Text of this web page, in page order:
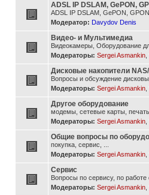
ADSL IP DSLAM, GePON,
ADSL IP DSLAM, GePON,
Модератор: Davydov Denis
Видео- и Мультимедиа
Видеокамеры, Оборудование
Модераторы: Sergei Asmankin
Дисковые накопители
Вопросы и обсуждение
Модераторы: Sergei Asmankin
Другое оборудование
модемы, сетевые карты,
Модераторы: Sergei Asmankin
Общие вопросы по
покупка, сервис, ...
Модераторы: Sergei Asmankin
Сервис
Вопросы по сервису, по
Модераторы: Sergei Asmankin